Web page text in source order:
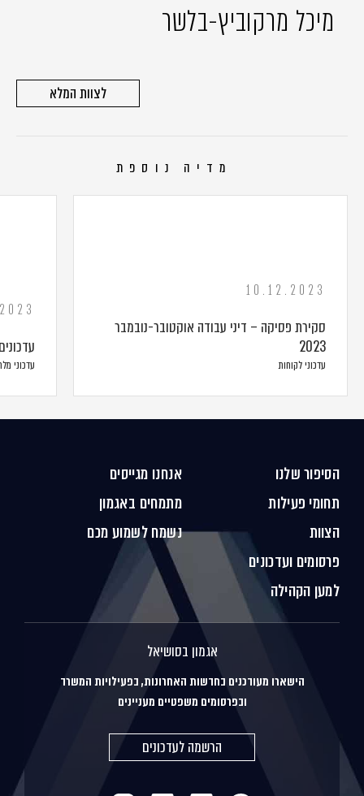
מיכל מרקוביץ-בלשר
לצוות המלא
מדיה נוספת
10.12.2023
סקירת פסיקה – דיני עבודה אוקטובר-נובמבר
2023
עדכוני לקוחות עדכוני
הסיפור שלנו
תחומי פעילות
הצוות
פרסומים ועדכונים
למען הקהילה
אנחנו מגייסים
מתמחים באגמון
נשמח לשמוע מכם
אגמון בסושיאל
הישארו מעודכנים בחדשות האחרונות, בפעילויות המשרד
ובפרסומים משפטיים מעניינים
הרשמה לעדכונים